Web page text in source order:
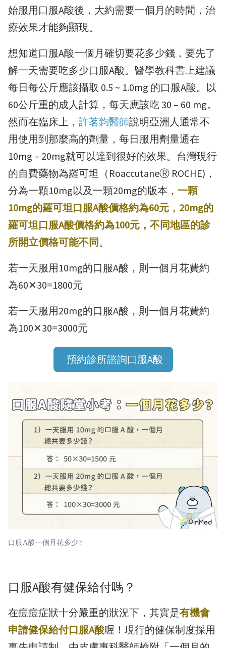
始服用口服A酸後，大約需要一個月的時間，治
療效果才能夠顯現。
想知道口服A酸一個月確切要花多少錢，要先了
解一天需要吃多少口服A酸。醫學教科書上建議
每日每公斤應該攝取 0.5 ~ 1.0mg 的口服A酸。以
60公斤重的成人計算，每天應該吃 30 – 60 mg。
然而在臨床上， 許茗鈞醫師說明亞洲人通常不
用使用到那麼高的劑量，每日服用劑量通在
10mg – 20mg就可以達到很好的效果。台灣現行
的自費藥物為羅可坦（RoaccutaneⓇ ROCHE)，
分為一顆10mg以及一顆20mg的版本， 一顆
10mg的羅可坦口服A酸價格約為60元，20mg的
羅可坦口服A酸價格約為100元，不同地區的診
所開立價格可能不同 。
若一天服用10mg的口服A酸，則一個月花費約
為60✕30=1800元
若一天服用20mg的口服A酸，則一個月花費約
為100✕30=3000元
預約診所諮詢口服A酸
口服A酸一個月花多少?
口服A酸有健保給付嗎？
在痘痘症狀十分嚴重的狀況下，其實是有機會
申請健保給付口服A酸喔！現行的健保制度採用